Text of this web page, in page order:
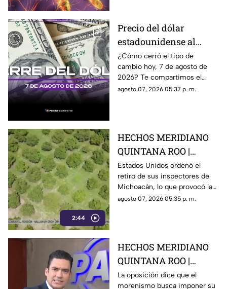
Precio del dólar
estadounidense al
CIERRE de HOY, viernes
7 de agosto de 2026, en
Cancún
¿Cómo cerró el tipo de
cambio hoy, 7 de agosto de
2026? Te compartimos el
precio del dólar al cierre de
agosto 07, 2026 05:37 p. m.
2:44
HECHOS MERIDIANO
QUINTANA ROO |
E.E.U.U retira a sus
inspectores en
Michoacán y provocá
la suspensión de
Estados Unidos ordenó el
retiro de sus inspectores de
Michoacán, lo que provocó la
suspensión de las
agosto 07, 2026 05:35 p. m.
HECHOS MERIDIANO
QUINTANA ROO |
Oposición señala que el
La oposición dice que el
morenismo busca imponer su